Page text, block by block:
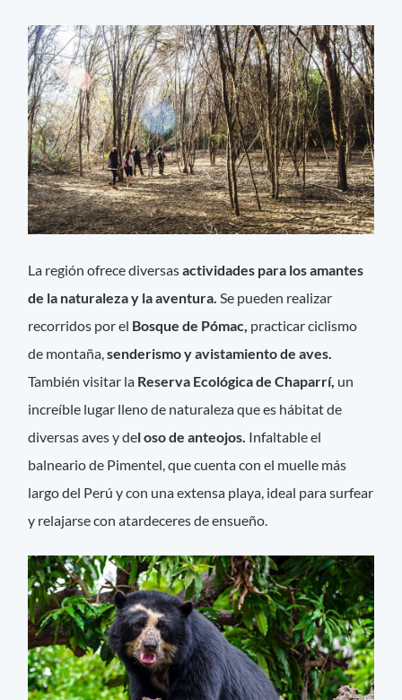
La región ofrece diversasactividades para los amantes
de la naturaleza y la aventura. Se pueden realizar
recorridos por el Bosque de Pómac, practicar ciclismo
de montaña,senderismo y avistamiento de aves.
También visitar la Reserva Ecológica de Chaparrí, un
increíble lugar lleno de naturaleza que es hábitat de
diversas aves y del oso de anteojos. Infaltable el
balneario de Pimentel, que cuenta con el muelle más
largo del Perú y con una extensa playa, ideal para surfear
y relajarse con atardeceres de ensueño.